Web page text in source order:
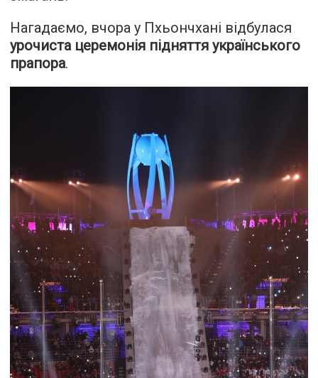
Нагадаємо, вчора у Пхьончхані відбулася
урочиста церемонія підняття українського
прапора.